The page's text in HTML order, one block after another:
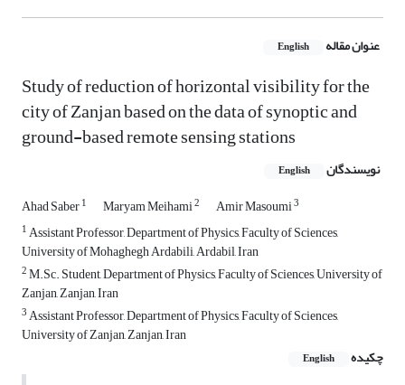
عنوان مقاله English
Study of reduction of horizontal visibility for the
city of Zanjan based on the data of synoptic and
ground-based remote sensing stations
نویسندگان English
Ahad Saber1 Maryam Meihami2 Amir Masoumi3
1Assistant Professor, Department of Physics, Faculty of Sciences,
University of Mohaghegh Ardabili, Ardabil, Iran
2M.Sc. Student, Department of Physics, Faculty of Sciences, University of
Zanjan, Zanjan, Iran
3Assistant Professor, Department of Physics, Faculty of Sciences,
University of Zanjan, Zanjan, Iran
چکیده
English